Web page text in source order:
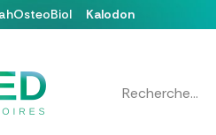
OsteoBiol Kalodon